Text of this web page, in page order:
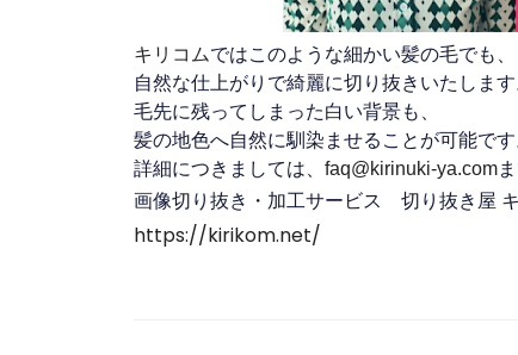
キリコムではこのような細かい髪の毛でも、
自然な仕上がりで綺麗に切り抜きいたします
毛先に残ってしまった白い背景も、
髪の地色へ自然に馴染ませることが可能です
詳細につきましては、 faq@kirinuki-ya.com
画像切り抜き・加工サービス 切り抜き屋
https://kirikom.net/